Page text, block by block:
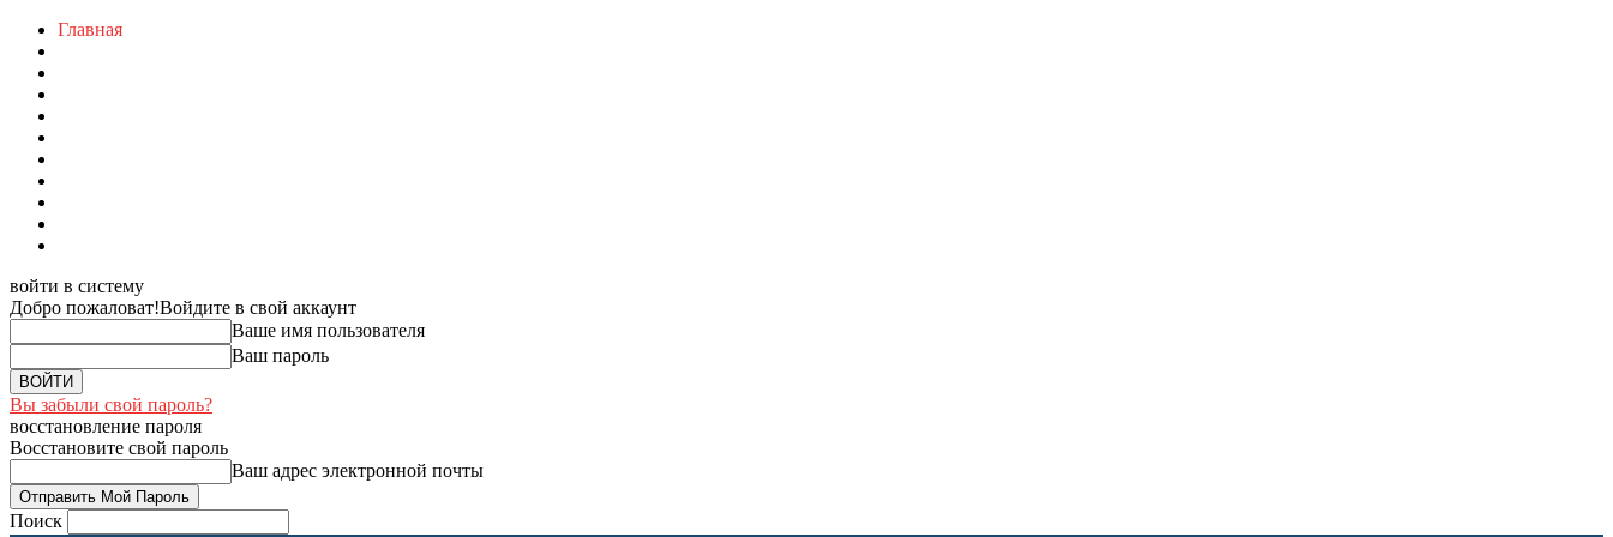
Главная
войти в систему
Добро пожаловат!Войдите в свой аккаунт
Ваше имя пользователя
Ваш пароль
Вы забыли свой пароль?
восстановление пароля
Восстановите свой пароль
Ваш адрес электронной почты
Поиск